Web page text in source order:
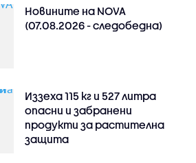
Новините на NOVA
(07.08.2026 - следобедна)
Иззеха 115 кг и 527 литра
опасни и забранени
продукти за растителна
защита